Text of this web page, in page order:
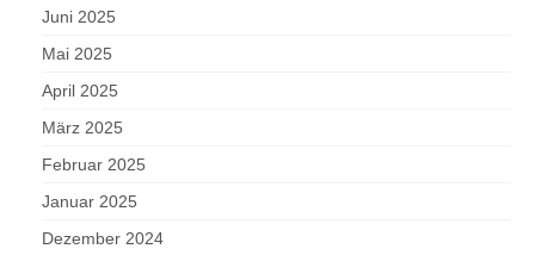
Juni 2025
Mai 2025
April 2025
März 2025
Februar 2025
Januar 2025
Dezember 2024